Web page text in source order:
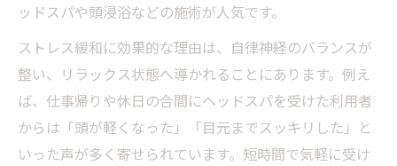
ッドスパや頭浸浴などの施術が人気です。
ストレス緩和に効果的な理由は、自律神経のバランスが
整い、リラックス状態へ導かれることにあります。例え
ば、仕事帰りや休日の合間にヘッドスパを受けた利用者
からは「頭が軽くなった」「目元までスッキリした」と
いった声が多く寄せられています。短時間で気軽に受け